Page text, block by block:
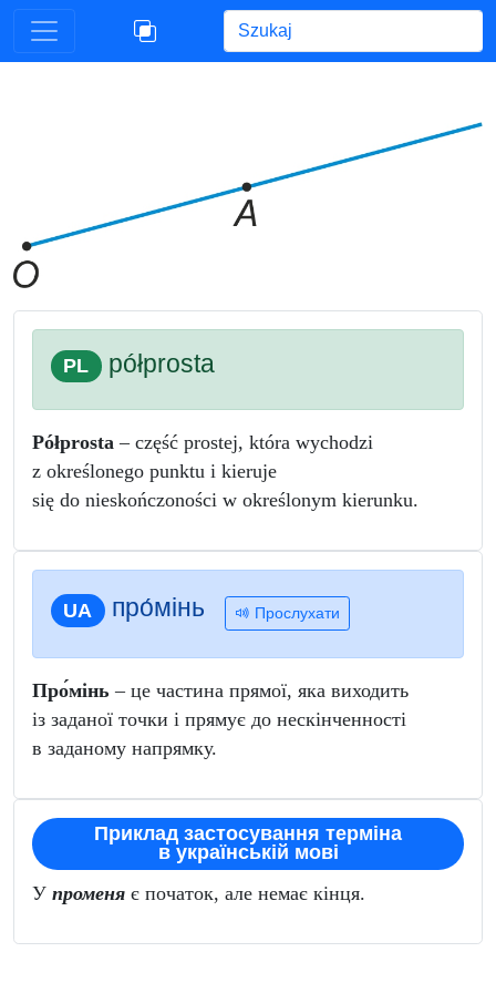
Begin typing for results.
PL półprosta
Półprosta – część prostej, która wychodzi
z określonego punktu i kieruje
się do nieskończoności w określonym kierunku.
UA про́мінь Прослухати
Про́мінь – це частина прямої, яка виходить
із заданої точки і прямує до нескінченності
в заданому напрямку.
Приклад застосування терміна
в українській мові
У променя є початок, але немає кінця.